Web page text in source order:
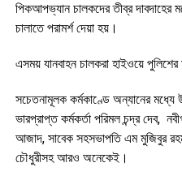
পিকআপভ্যান চালকদের তীব্র দাবদাহের
চালাতে পরামর্শ দেয়া হয়।
এসময় যানবাহন চালকরা হাইওয়ে
সচেতনামূলক কর্মকাণ্ডে অন্যানের মধ্যে
ভারপ্রাপ্ত কর্মকর্তা পরিমল চন্দ্র দেব,
আজাদ, সাবেক সহসভাপতি এম মুজিবুর
চৌধুরীসহ আরও অনেকেই।